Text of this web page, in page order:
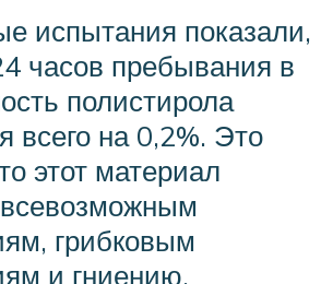
испытания показали,
часов пребывания в
полистирола
всего на 0,2%. Это
этот материал
грибковым
и гниению.